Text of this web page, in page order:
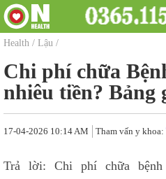
Health / Lậu /
Chi phí chữa
nhiêu tiền? Bảng
17-04-2026 10:14 AM Tham vấn y khoa:
Trả lời: Chi phí chữa